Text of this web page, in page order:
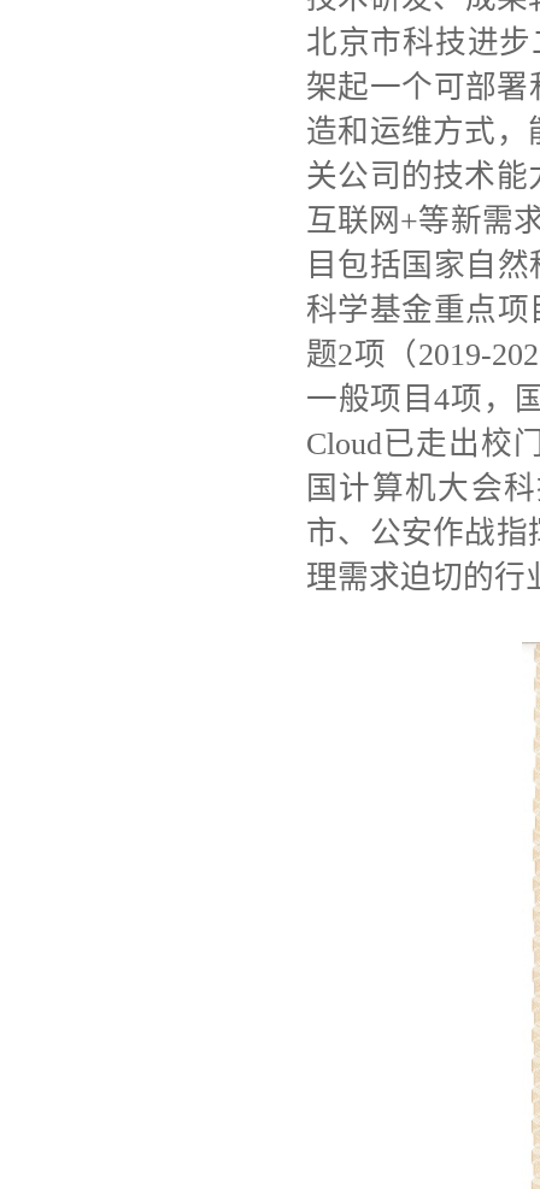
北京市科技进
架起一个可部署
造和运维方式
关公司的技术
互联网+等新需
目包括国家自
科学基金重点项
题2项（2019-
一般项目4项，
Cloud已走出校
国计算机大会
市、公安作战
理需求迫切的行